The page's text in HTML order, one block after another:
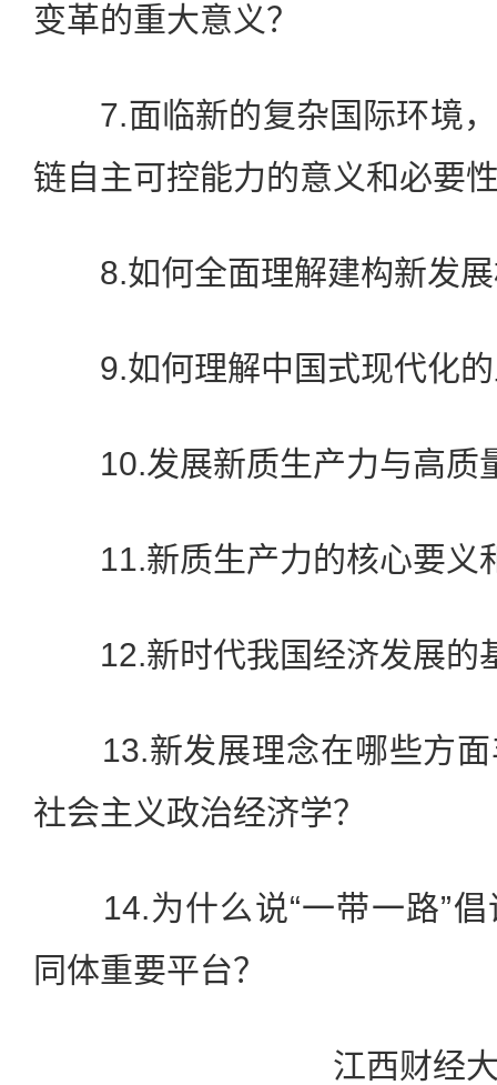
变革的重大意义？
7.面临新的复杂国际环境，
链自主可控能力的意义和必要
8.如何全面理解建构新发展
9.如何理解中国式现代化的
10.发展新质生产力与高质
11.新质生产力的核心要义
12.新时代我国经济发展的
13.新发展理念在哪些方面
社会主义政治经济学？
14.为什么说“一带一路”倡
同体重要平台？
江西财经大